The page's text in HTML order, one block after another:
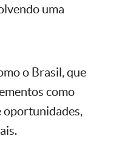
uma
o Brasil, que
como
oportunidades,